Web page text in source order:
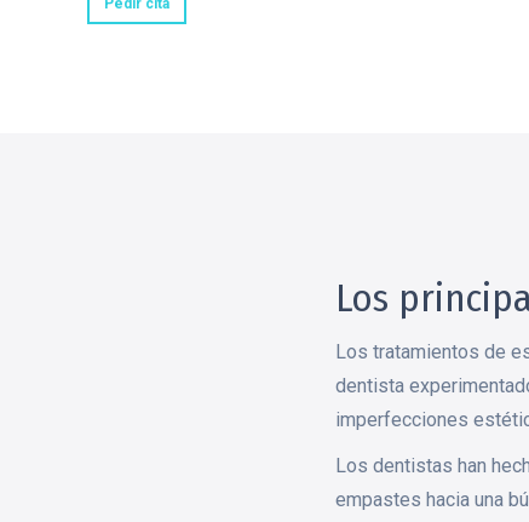
Pedir cita
Los
Los tratamientos de
dentista
imperfecciones
Los dentistas han
empastes hacia una